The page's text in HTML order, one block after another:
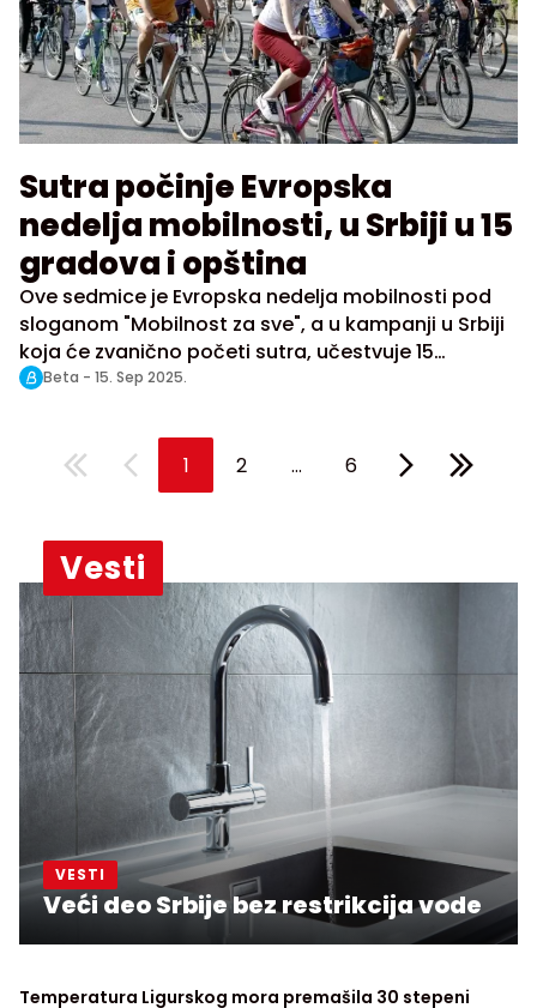
Sutra počinje Evropska
nedelja mobilnosti, u Srbiji u 15
gradova i opština
Ove sedmice je Evropska nedelja mobilnosti pod
sloganom "Mobilnost za sve", a u kampanji u Srbiji
koja će zvanično početi sutra, učestvuje 15
gradova i opština.
Beta - 15. Sep 2025.
1 2 ... 6
Vesti
VESTI
Veći deo Srbije bez restrikcija vode
Temperatura Ligurskog mora premašila 30 stepeni